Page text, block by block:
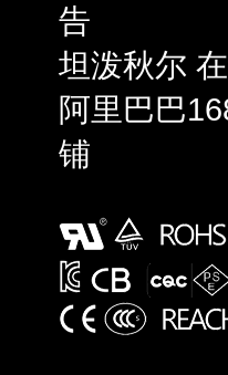
告
坦泼秋尔
阿里巴巴
铺